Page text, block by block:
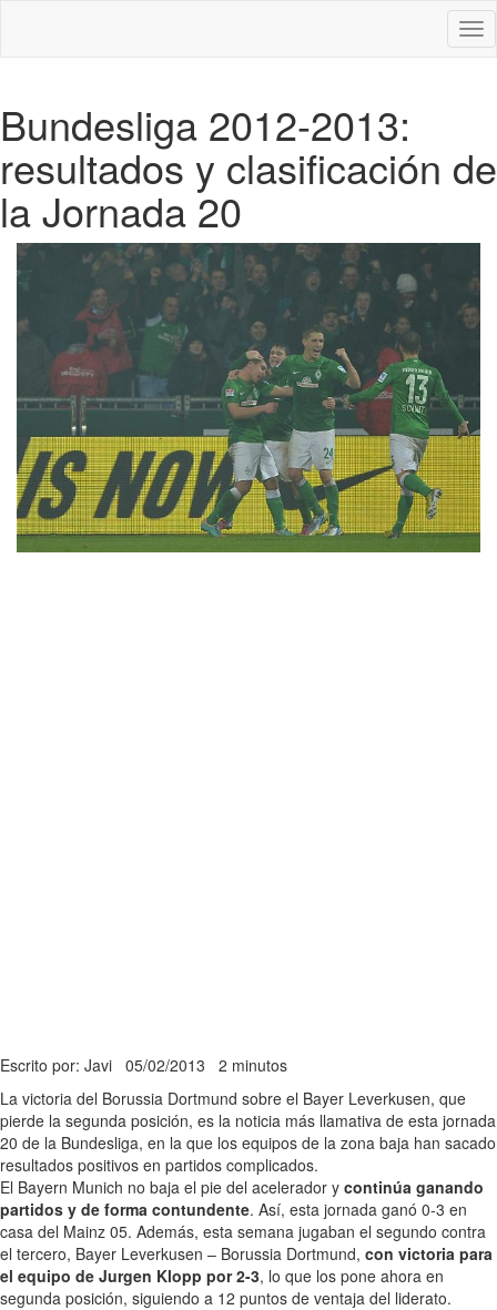
Bundesliga 2012-2013:
resultados y clasificación de
la Jornada 20
Escrito por: Javi 05/02/2013 2 minutos
La victoria del Borussia Dortmund sobre el Bayer Leverkusen, que
pierde la segunda posición, es la noticia más llamativa de esta jornada
20 de la Bundesliga, en la que los equipos de la zona baja han sacado
resultados positivos en partidos complicados.
El Bayern Munich no baja el pie del acelerador y continúa ganando
partidos y de forma contundente. Así, esta jornada ganó 0-3 en
casa del Mainz 05. Además, esta semana jugaban el segundo contra
el tercero, Bayer Leverkusen – Borussia Dortmund, con victoria para
el equipo de Jurgen Klopp por 2-3, lo que los pone ahora en
segunda posición, siguiendo a 12 puntos de ventaja del liderato.